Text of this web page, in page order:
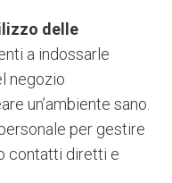
delle
a indossarle
negozio
un’ambiente sano.
per gestire
contatti diretti e